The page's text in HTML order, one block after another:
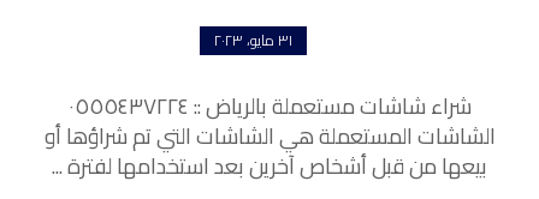
٣١ مايو، ٢٠٢٣
شراء شاشات مستعملة بالرياض :: ٠٥٥٥٤٣٧٢٢٤
الشاشات المستعملة هي الشاشات التي تم شراؤها أو
بيعها من قبل أشخاص آخرين بعد استخدامها لفترة ...